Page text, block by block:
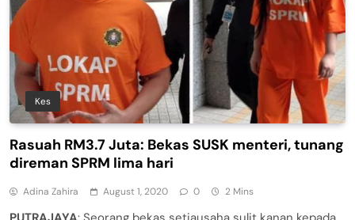
Kes
Rasuah RM3.7 Juta: Bekas SUSK menteri, tunang
direman SPRM lima hari
Adina Zahira August 1, 2020 0 2 Mins